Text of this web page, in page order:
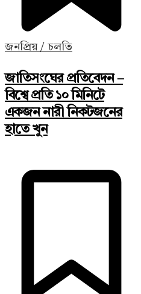
জনপ্রিয় / চলতি
জাতিসংঘের প্রতিবেদন –
বিশ্বে প্রতি ১০ মিনিটে
একজন নারী নিকটজনের
হাতে খুন